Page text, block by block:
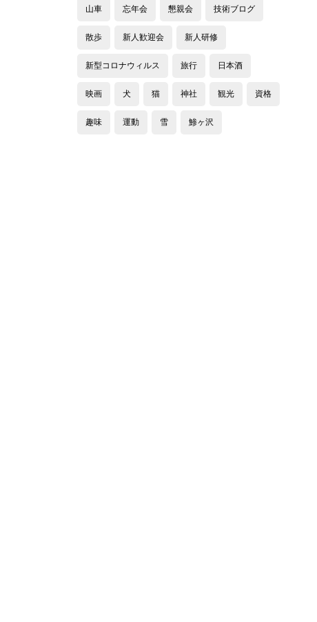
山車 忘年会 懇親会 技術ブログ
散歩 新人歓迎会 新人研修
新型コロナウィルス 旅行 日本酒
映画 犬 猫 神社 観光 資格
趣味 運動 雪 鯵ヶ沢